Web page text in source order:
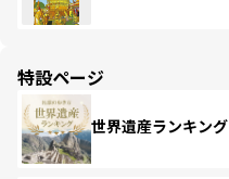
特設ページ
世界遺産ランキング